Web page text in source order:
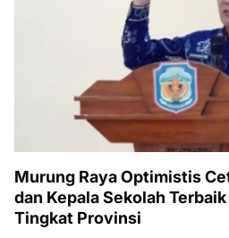
Murung Raya Optimistis
dan Kepala Sekolah
Tingkat Provinsi